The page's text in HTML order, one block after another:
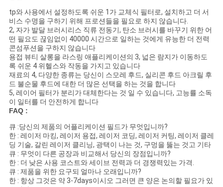
tp와 사용에서 설정하도록 쉬운 1가 교체식 필터로, 설치하고 더 서
비스 수명을 구하기 위해 프로션들을 필요로 하지 않습니다.
2, 자가 발달 브러시리스 직류 전동기, 탄소 브러시를 바꾸기 위한 어
떤 필요도 끊임없이 40000 시간으로 일하는 것에게 유능한 더 전력
콘섬푸션을 구하지 않습니다
용접 뷰티 살롱을 라스링 애플리케이션의 3, 넓은 람지가 이동하도
록 쉬운 4 위헬스와 작동을 가지고 있습니다
재료의 4, 다양한 종류는 당신이 스모레 후드, 실리콘 후드 아크릴 후
드 불순물 후드에 대한 더 많은 선택을 하는 것을 합니다
5, 레이어 필터가 분리가 대체한다는 것 일 수 있습니다, 고능률 소독
이 일터를 더 안전하게 합니다
FAQ :
큐 :당신의 제품의 어플리케이션 필드가 무엇입니까?
한 : 레이저 마킹, 레이저 용접, 레이저 코딩, 레이저 커팅, 레이저 클레
딩 기술, 갈린 레이저 클리닝, 광택이 나는 것, 구멍을 뚫는 것고 기타
큐 : 무엇이 다른 공장과 비교해서 당신의 장점입니까?
한 : 더 낮은 사용 코스트와 세이브 전력과 더 경쟁력있는 가격.
큐 : 제품을 위한 요구되 얼마나 오래입니까?
한 : 항상 그것은 약 3-7days이시오 그러면 큰 양은 논의할 필요가 있